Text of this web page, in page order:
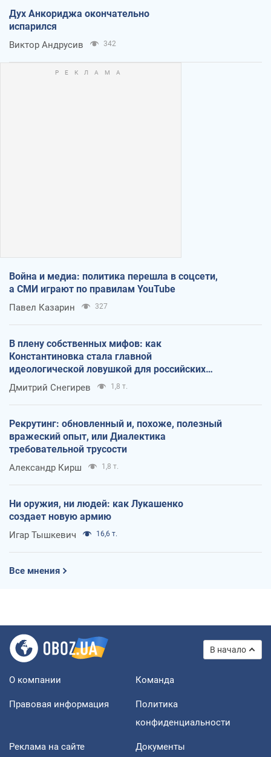
Дух Анкориджа окончательно
испарился
Виктор Андрусив 342
Война и медиа: политика перешла в соцсети,
а СМИ играют по правилам YouTube
Павел Казарин 327
В плену собственных мифов: как
Константиновка стала главной
идеологической ловушкой для российских
оккупантов
Дмитрий Снегирев 1,8 т.
Рекрутинг: обновленный и, похоже, полезный
вражеский опыт, или Диалектика
требовательной трусости
Александр Кирш 1,8 т.
Ни оружия, ни людей: как Лукашенко
создает новую армию
Игар Тышкевич 16,6 т.
Все мнения
В начало
О компании Команда
Правовая информация
Политика
конфиденциальности
Реклама на сайте Документы